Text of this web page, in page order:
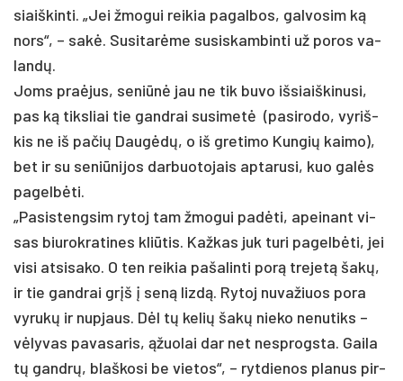
siaiš­kin­ti. „Jei žmo­gui rei­kia pa­gal­bos, gal­vo­sim ką
nors“, – sakė. Su­si­tarė­me su­si­skam­bin­ti už po­ros va­
landų.
Joms pra­ėjus, se­niūnė jau ne tik bu­vo iš­siaiš­ki­nu­si,
pas ką tiks­liai tie gand­rai su­si­metė (pa­si­ro­do, vy­riš­
kis ne iš pa­čių Daugėdų, o iš gre­ti­mo Kun­gių kai­mo),
bet ir su se­niū­ni­jos dar­buo­to­jais ap­ta­ru­si, kuo galės
pa­gelbė­ti.
„Pa­sis­teng­sim ry­toj tam žmo­gui pa­dėti, apei­nant vi­
sas biu­rok­ra­ti­nes kliū­tis. Kaž­kas juk tu­ri pa­gelbė­ti, jei
vi­si at­si­sa­ko. O ten rei­kia pa­ša­lin­ti po­rą tre­jetą šakų,
ir tie gand­rai grįš į seną lizdą. Ry­toj nu­va­žiuos po­ra
vy­rukų ir nu­pjaus. Dėl tų ke­lių šakų nie­ko ne­nu­tiks –
vėly­vas pa­va­sa­ris, ąžuo­lai dar net ne­sprogs­ta. Gai­la
tų gandrų, blaš­ko­si be vie­tos“, – ryt­die­nos pla­nus pir­